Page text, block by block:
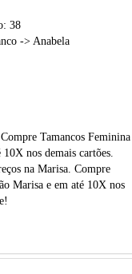
38
-> Anabela
Tamancos Feminina
nos demais cartões.
na Marisa. Compre
Marisa e em até 10X nos